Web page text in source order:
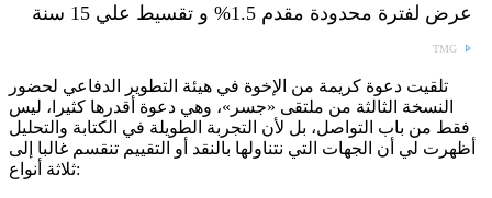
عرض لفترة محدودة مقدم 1.5% و تقسيط علي 15 سنة
TMG
تلقيت دعوة كريمة من الإخوة في هيئة التطوير الدفاعي لحضور
النسخة الثالثة من ملتقى «جسر»، وهي دعوة أقدرها كثيرا، ليس
فقط من باب التواصل، بل لأن التجربة الطويلة في الكتابة والتحليل
أظهرت لي أن الجهات التي نتناولها بالنقد أو التقييم تنقسم غالبا إلى
ثلاثة أنواع: